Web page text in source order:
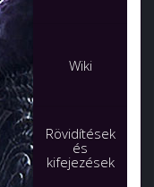
Wiki
Rövidítések
és
kifejezések